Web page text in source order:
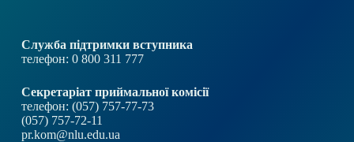
Служба підтримки вступника
телефон: 0 800 311 777
Секретаріат приймальної комісії
телефон: (057) 757-77-73
(057) 757-72-11
pr.kom@nlu.edu.ua